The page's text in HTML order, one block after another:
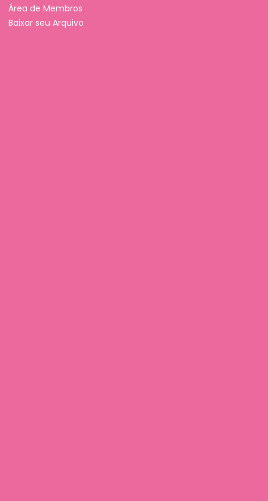
Área de Membros
Baixar seu Arquivo